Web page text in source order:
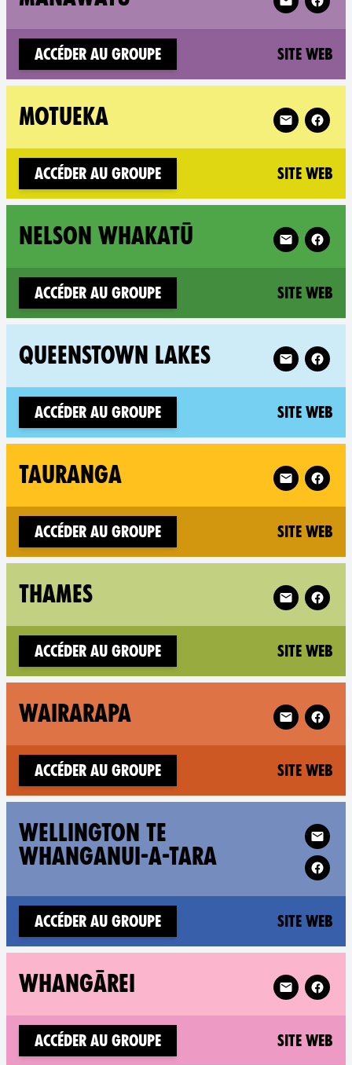
Accéder au groupe Site web
MOTUEKA Follow XR
Accéder au groupe Site web
NELSON WHAKATŪ Follow XR
Accéder au groupe Site web
QUEENSTOWN LAKES Follow XR
Accéder au groupe Site web
TAURANGA Follow XR
Accéder au groupe Site web
THAMES Follow XR
Accéder au groupe Site web
WAIRARAPA Follow XR
Accéder au groupe Site web
WELLINGTON TE
WHANGANUI-A-TARA
Follow
Accéder au groupe Site web
WHANGĀREI Follow XR
Accéder au groupe Site web